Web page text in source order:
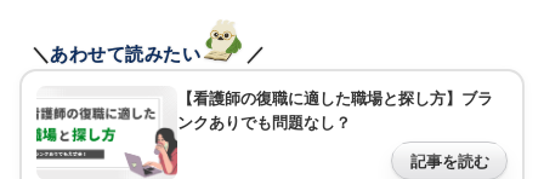
＼あわせて読みたい ／
【看護師の復職に適した職場と探し方】ブラ
ンクありでも問題なし？
記事を読む